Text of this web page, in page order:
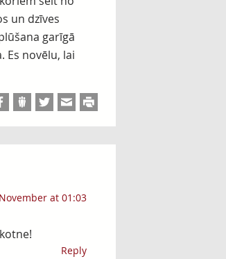
un dzīves
garīgā
Es novēlu, lai
at 01:03
Reply